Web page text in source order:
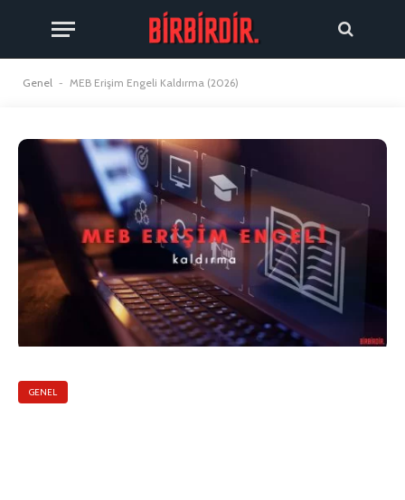
Genel - MEB Erişim Engeli Kaldırma (2026)
GENEL